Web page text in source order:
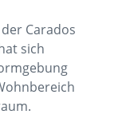
Carados
sich